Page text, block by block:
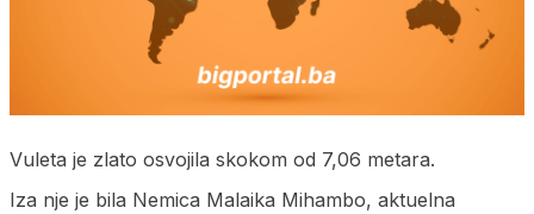
Vuleta je zlato osvojila skokom od 7,06 metara.
Iza nje je bila Nemica Malaika Mihambo, aktuelna